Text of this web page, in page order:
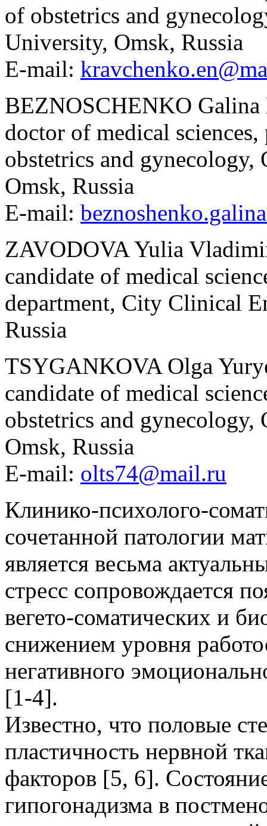
of obstetrics and
University, Omsk, Russia
E-mail:
BEZNOSCHENKO Galina
doctor of medical
obstetrics and
Omsk, Russia
E-mail:
ZAVODOVA Yulia
candidate of medical
department, City Clinical
Russia
TSYGANKOVA Olga
candidate of medical
obstetrics and
Omsk, Russia
E-mail: olts74@mail.ru
Клинико-психолого-
сочетанной патологии
является весьма
стресс сопровождается
вегето-соматических и
снижением уровня
негативного
[1-4].
Известно, что половые
пластичность нервной
факторов [5, 6].
гипогонадизма в